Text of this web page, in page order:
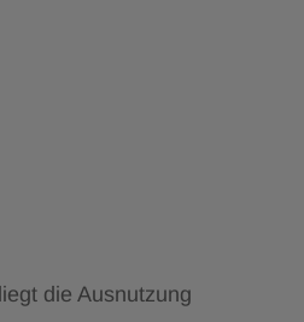
die Ausnutzung